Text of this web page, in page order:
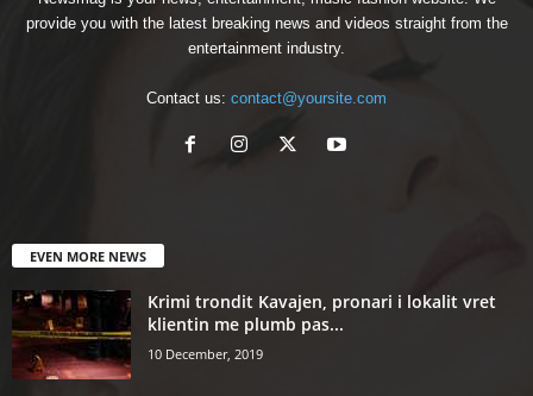
provide you with the latest breaking news and videos straight from the
entertainment industry.
Contact us: contact@yoursite.com
EVEN MORE NEWS
Krimi trondit Kavajen, pronari i lokalit vret
klientin me plumb pas...
10 December, 2019